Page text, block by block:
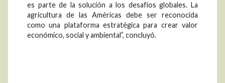
es parte de la solución a los desafíos globales. La
agricultura de las Américas debe ser reconocida
como una plataforma estratégica para crear valor
económico, social y ambiental”, concluyó.